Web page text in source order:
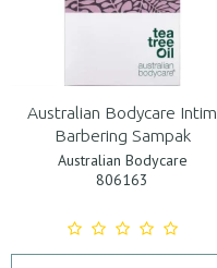
Australian Bodycare Intim
Barbering Sampak
Australian Bodycare
806163